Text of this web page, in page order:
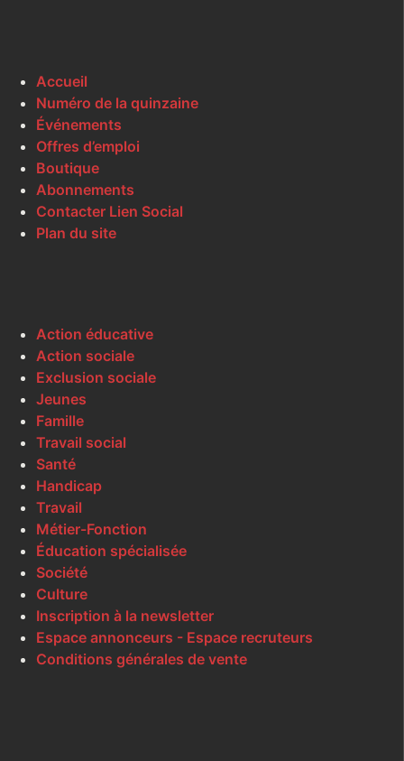
Accueil
Numéro de la quinzaine
Événements
Offres d’emploi
Boutique
Abonnements
Contacter Lien Social
Plan du site
Action éducative
Action sociale
Exclusion sociale
Jeunes
Famille
Travail social
Santé
Handicap
Travail
Métier-Fonction
Éducation spécialisée
Société
Culture
Inscription à la newsletter
Espace annonceurs - Espace recruteurs
Conditions générales de vente